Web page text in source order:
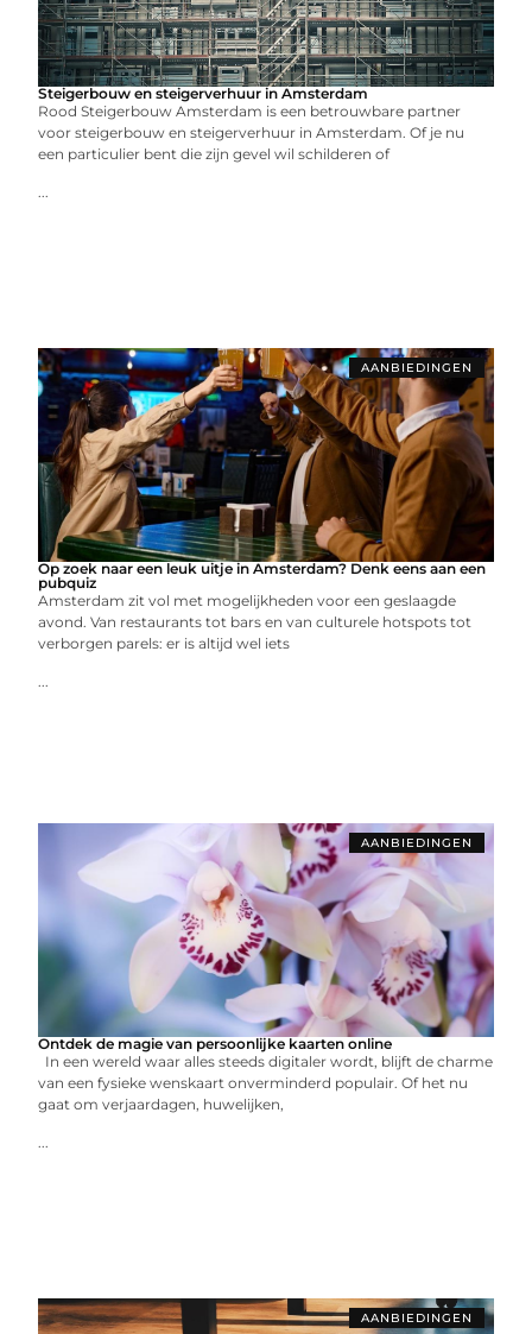
Steigerbouw en steigerverhuur in Amsterdam
Rood Steigerbouw Amsterdam is een betrouwbare partner
voor steigerbouw en steigerverhuur in Amsterdam. Of je nu
een particulier bent die zijn gevel wil schilderen of
...
AANBIEDINGEN
Op zoek naar een leuk uitje in Amsterdam? Denk eens aan een
pubquiz
Amsterdam zit vol met mogelijkheden voor een geslaagde
avond. Van restaurants tot bars en van culturele hotspots tot
verborgen parels: er is altijd wel iets
...
AANBIEDINGEN
Ontdek de magie van persoonlijke kaarten online
In een wereld waar alles steeds digitaler wordt, blijft de charme
van een fysieke wenskaart onverminderd populair. Of het nu
gaat om verjaardagen, huwelijken,
...
AANBIEDINGEN